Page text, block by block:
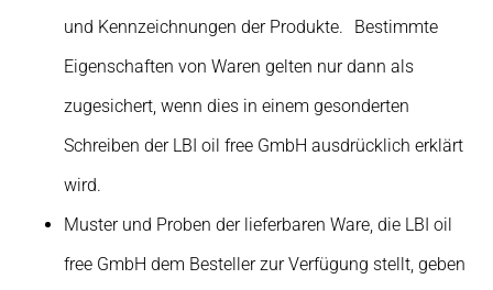
und Kennzeichnungen der Produkte. Bestimmte
Eigenschaften von Waren gelten nur dann als
zugesichert, wenn dies in einem gesonderten
Schreiben der LBI oil free GmbH ausdrücklich erklärt
wird.
Muster und Proben der lieferbaren Ware, die LBI oil
free GmbH dem Besteller zur Verfügung stellt, geben